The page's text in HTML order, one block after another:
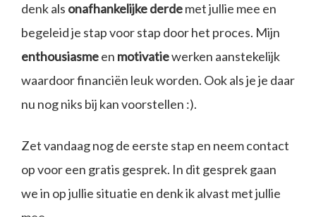
denk als onafhankelijke derdemet jullie mee en
begeleid je stap voor stap door het proces. Mijn
enthousiasmeen motivatiewerken aanstekelijk
waardoor financiën leuk worden. Ook als je je daar
nu nog niks bij kan voorstellen :).
Zet vandaag nog de eerste stap en neem contact
op voor een gratis gesprek. In dit gesprek gaan
we in op jullie situatie en denk ik alvast met jullie